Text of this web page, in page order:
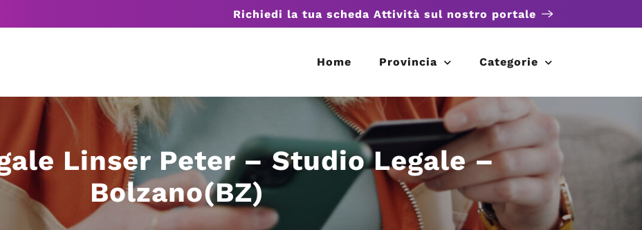
Richiedi la tua scheda Attività sul nostro portale
Home Provincia Categorie
Linser Peter – Studio Legale –
Bolzano(BZ)